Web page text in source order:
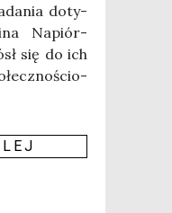
doty­
Napiór­
się do ich